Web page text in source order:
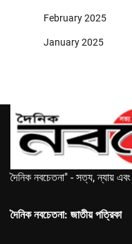
February 2025
January 2025
দৈনিক নবচেতনা" - সত্য, ন্যায়
দৈনিক নবচেতনা: জাতীয় পত্রিকা